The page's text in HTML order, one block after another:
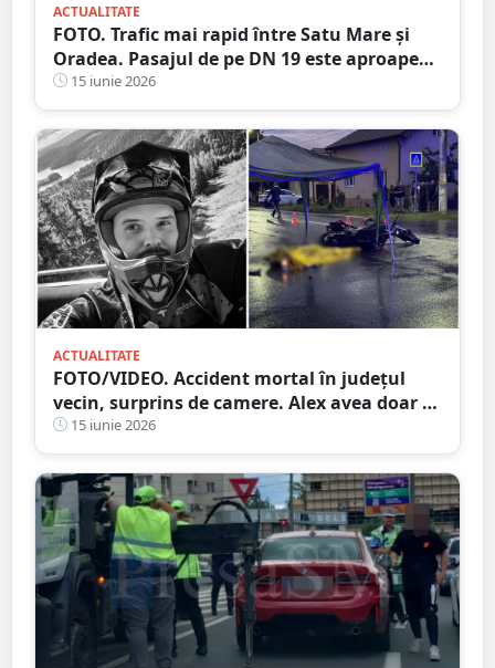
ACTUALITATE
FOTO. Trafic mai rapid între Satu Mare și
Oradea. Pasajul de pe DN 19 este aproape
finalizat
15 iunie 2026
ACTUALITATE
FOTO/VIDEO. Accident mortal în județul
vecin, surprins de camere. Alex avea doar 29
de ani și era pasionat de motoare
15 iunie 2026